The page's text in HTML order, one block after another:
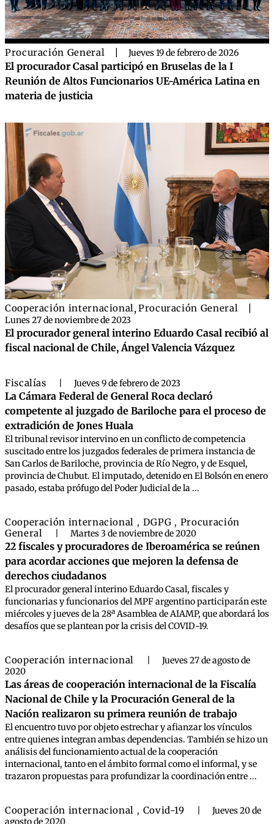
Procuración General Jueves 19 de febrero de 2026
El procurador Casal participó en Bruselas de la I
Reunión de Altos Funcionarios UE-América Latina en
materia de justicia
Cooperación internacional,Procuración General
Lunes 27 de noviembre de 2023
El procurador general interino Eduardo Casal recibió al
fiscal nacional de Chile, Ángel Valencia Vázquez
Fiscalías Jueves 9 de febrero de 2023
La Cámara Federal de General Roca declaró
competente al juzgado de Bariloche para el proceso de
extradición de Jones Huala
El tribunal revisor intervino en un conflicto de competencia
suscitado entre los juzgados federales de primera instancia de
San Carlos de Bariloche, provincia de Río Negro, y de Esquel,
provincia de Chubut. El imputado, detenido en El Bolsón en enero
pasado, estaba prófugo del Poder Judicial de la ...
Cooperación internacional , DGPG , Procuración
General
Martes 3 de noviembre de 2020
22 fiscales y procuradores de Iberoamérica se reúnen
para acordar acciones que mejoren la defensa de
derechos ciudadanos
El procurador general interino Eduardo Casal, fiscales y
funcionarias y funcionarios del MPF argentino participarán este
miércoles y jueves de la 28ª Asamblea de AIAMP, que abordará los
desafíos que se plantean por la crisis del COVID-19.
Cooperación internacional
Jueves 27 de agosto de
2020
Las áreas de cooperación internacional de la Fiscalía
Nacional de Chile y la Procuración General de la
Nación realizaron su primera reunión de trabajo
El encuentro tuvo por objeto estrechar y afianzar los vínculos
entre quienes integran ambas dependencias. También se hizo un
análisis del funcionamiento actual de la cooperación
internacional, tanto en el ámbito formal como el informal, y se
trazaron propuestas para profundizar la coordinación entre ...
Cooperación internacional , Covid-19
Jueves 20 de
agosto de 2020